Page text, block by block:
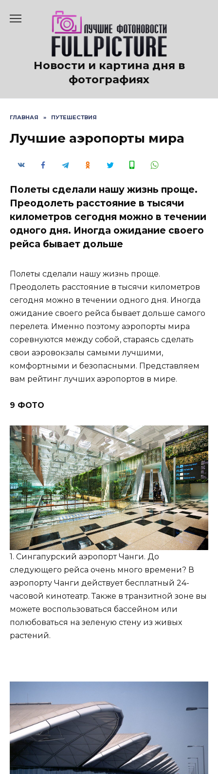
содержанию
Новости и картина дня в
фотографиях
ГЛАВНАЯ » ПУТЕШЕСТВИЯ
Лучшие аэропорты мира
Полеты сделали нашу жизнь проще.
Преодолеть расстояние в тысячи
километров сегодня можно в течении
одного дня. Иногда ожидание своего
рейса бывает дольше
Полеты сделали нашу жизнь проще.
Преодолеть расстояние в тысячи километров
сегодня можно в течении одного дня. Иногда
ожидание своего рейса бывает дольше самого
перелета. Именно поэтому аэропорты мира
соревнуются между собой, стараясь сделать
свои аэровокзалы самыми лучшими,
комфортными и безопасными. Представляем
вам рейтинг лучших аэропортов в мире.
9 ФОТО
1. Сингапурский аэропорт Чанги. До
следующего рейса очень много времени? В
аэропорту Чанги действует бесплатный 24-
часовой кинотеатр. Также в транзитной зоне вы
можете воспользоваться бассейном или
полюбоваться на зеленую стену из живых
растений.